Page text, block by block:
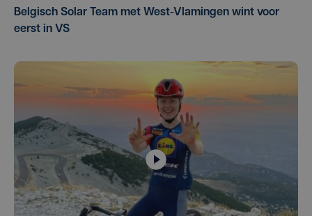
Belgisch Solar Team met West-Vlamingen wint voor
eerst in VS